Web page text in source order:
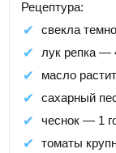
Рецептура:
свекла
лук репка —
масло
сахарный
чеснок — 1
томаты